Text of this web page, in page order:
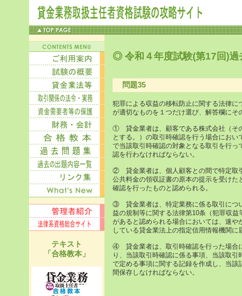
テキスト
「合格教本」
◎ 令和４年度試験(第17回)過
問題35
犯罪による収益の移転防止に関する法律
が適切なものを１つだけ選び、解答欄にそ
① 貸金業者は、顧客である株式会社（そ
とする。）の取引時確認を行う場合にお
で当該取引時確認の対象となる取引を行
認を行わなければならない。
② 貸金業者は、個人顧客との間で特定取
公共料金の領収証書の原本の提示を受け
確認を行ったものと認められる。
③ 貸金業者は、特定業務に係る取引につ
益の規制等に関する法律第10条（犯罪収
があると認められる場合においては、速
している貸金業法上の指定信用情報機関に
④ 貸金業者は、取引時確認を行った場合
り、当該取引時確認に係る事項、当該取
で定める事項に関する記録を作成し、当
間保存しなければならない。